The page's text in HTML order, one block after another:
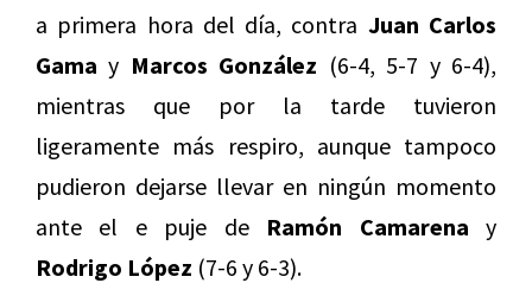
a primera hora del día, contra Juan Carlos
Gama y Marcos González (6-4, 5-7 y 6-4),
mientras que por la tarde tuvieron
ligeramente más respiro, aunque tampoco
pudieron dejarse llevar en ningún momento
ante el e puje de Ramón Camarena y
Rodrigo López (7-6 y 6-3).